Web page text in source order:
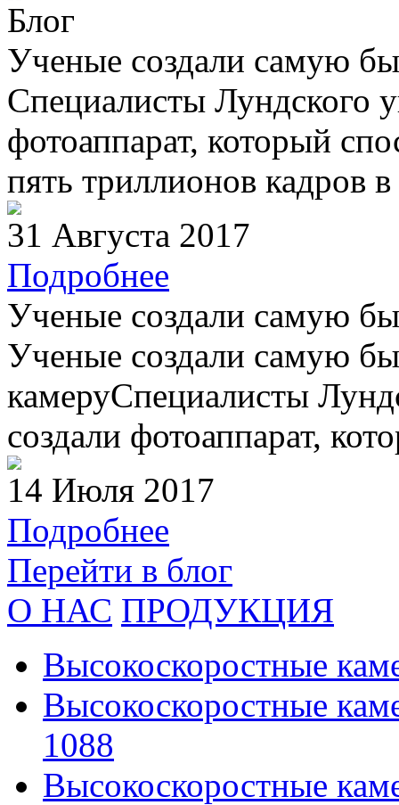
Блог
Ученые создали самую
Специалисты Лундского
фотоаппарат, который
пять триллионов кадров
31 Августа 2017
Подробнее
Ученые создали самую
Ученые создали самую
камеруСпециалисты
создали фотоаппарат,
14 Июля 2017
Подробнее
Перейти в блог
О НАС ПРОДУКЦИЯ
Высокоскоростные
Высокоскоростные
1088
Высокоскоростные